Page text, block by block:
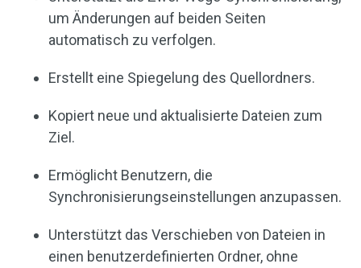
um Änderungen auf beiden Seiten
automatisch zu verfolgen.
Erstellt eine Spiegelung des Quellordners.
Kopiert neue und aktualisierte Dateien zum
Ziel.
Ermöglicht Benutzern, die
Synchronisierungseinstellungen anzupassen.
Unterstützt das Verschieben von Dateien in
einen benutzerdefinierten Ordner, ohne